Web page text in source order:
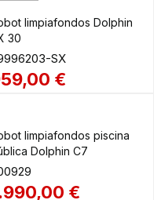
limpiafondos Dolphin
30
SX
€
limpiafondos piscina
Dolphin C7
€